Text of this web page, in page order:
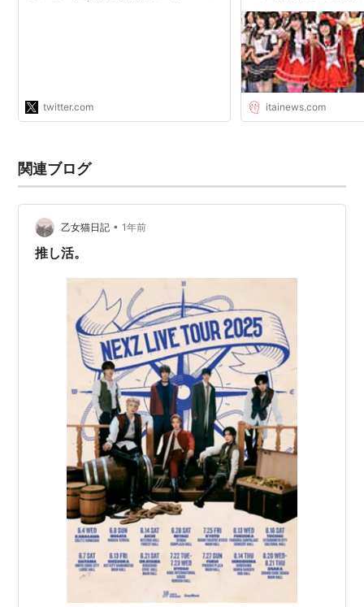
5 マスカレード~Masquerade~
No. タイトル 発売日
twitter.com itainews.com
関連ブログ
乙女猫日記 • 1年前
推し活。